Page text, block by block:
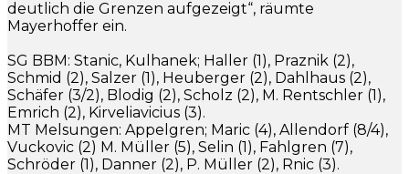
deutlich die Grenzen aufgezeigt“, räumte
Mayerhoffer ein.
SG BBM: Stanic, Kulhanek; Haller (1), Praznik (2),
Schmid (2), Salzer (1), Heuberger (2), Dahlhaus (2),
Schäfer (3/2), Blodig (2), Scholz (2), M. Rentschler (1),
Emrich (2), Kirveliavicius (3).
MT Melsungen: Appelgren; Maric (4), Allendorf (8/4),
Vuckovic (2) M. Müller (5), Selin (1), Fahlgren (7),
Schröder (1), Danner (2), P. Müller (2), Rnic (3).